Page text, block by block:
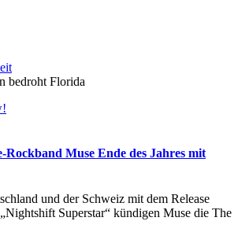
bedroht Florida
Rockband Muse Ende des Jahres mit
und der Schweiz mit dem Release
Superstar“ kündigen Muse die The